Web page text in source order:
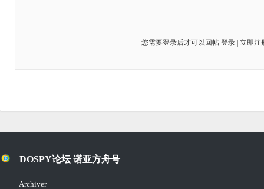
您需要登录后才可以回帖 登录| 立即注
DOSPY论坛 诺亚方舟号
Archiver